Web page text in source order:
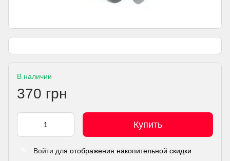
В наличии
370 грн
Купить
Войти для отображения накопительной скидки